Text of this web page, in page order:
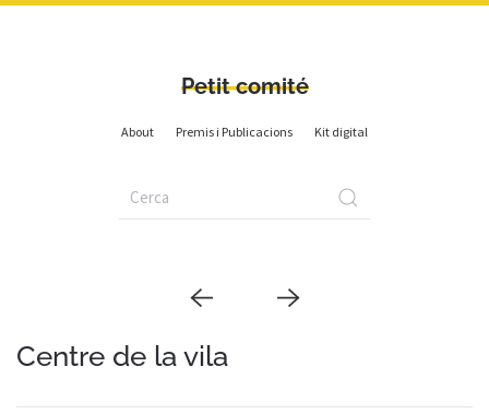
Petit comité
About Premis i Publicacions Kit digital
Centre de la vila